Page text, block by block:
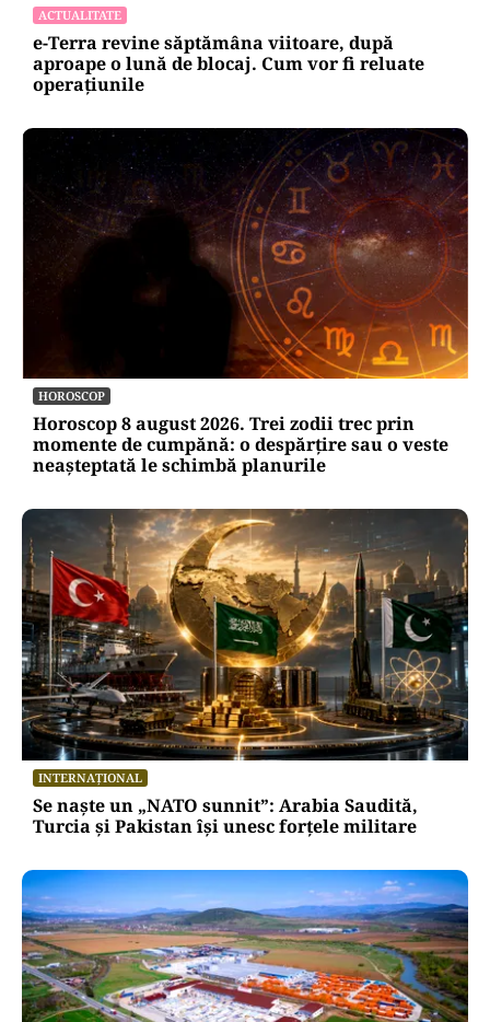
ACTUALITATE
e-Terra revine săptămâna viitoare, după
aproape o lună de blocaj. Cum vor fi reluate
operațiunile
HOROSCOP
Horoscop 8 august 2026. Trei zodii trec prin
momente de cumpănă: o despărțire sau o veste
neașteptată le schimbă planurile
INTERNAȚIONAL
Se naște un „NATO sunnit”: Arabia Saudită,
Turcia și Pakistan își unesc forțele militare